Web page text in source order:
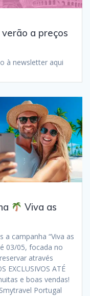
a preços
à newsletter aqui
Viva as
a campanha “Viva as
03/05, focada no
através
EXCLUSIVOS ATÉ
e boas vendas!
Portugal